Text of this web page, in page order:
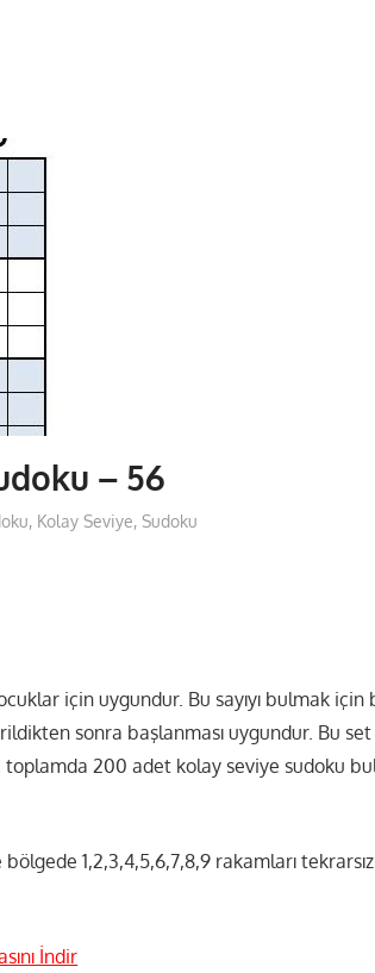
– 56
, Kolay Seviye, Sudoku
için uygundur. Bu sayıyı bulmak için
sonra başlanması uygundur. Bu
200 adet kolay seviye sudoku
bölgede 1,2,3,4,5,6,7,8,9 rakamları
İndir